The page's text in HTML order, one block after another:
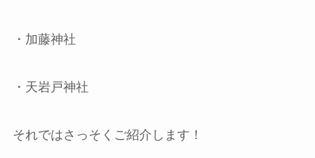
・加藤神社
・天岩戸神社
それではさっそくご紹介します！